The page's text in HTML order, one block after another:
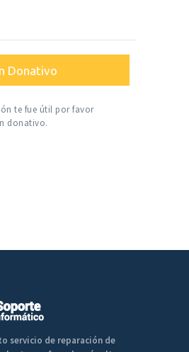
Donativo
te fue útil por favor
donativo.
servicio de reparación de